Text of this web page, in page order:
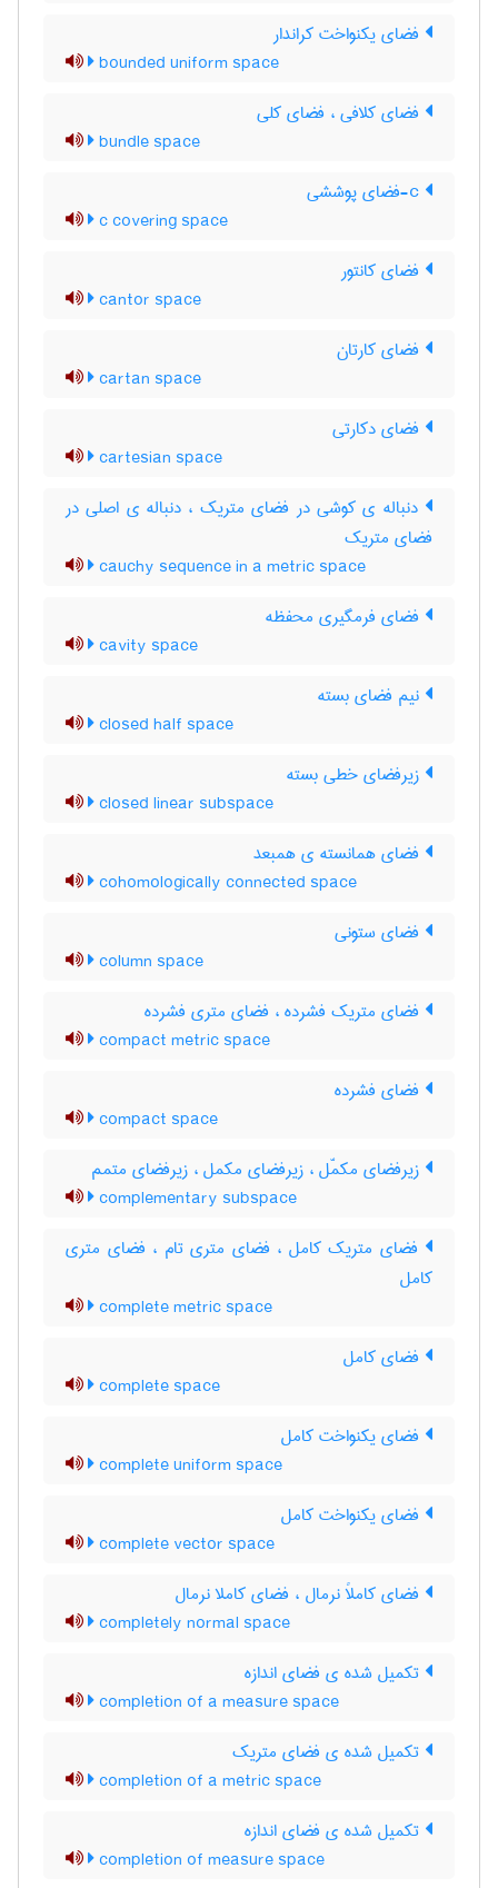
فضای یکنواخت کراندار
bounded uniform space
فضای کلافی ، فضای کلی
bundle space
c covering space
فضای کانتور
cantor space
فضای کارتان
cartan space
فضای دکارتی
cartesian space
دنباله ی کوشی در فضای متریک ، دنباله ی اصلی در
فضای متریک
cauchy sequence in a metric space
فضای فرمگیری محفظه
cavity space
نیم فضای بسته
closed half space
زیرفضای خطی بسته
closed linear subspace
فضای همانسته ی همبعد
cohomologically connected space
فضای ستونی
column space
فضای متریک فشرده ، فضای متری فشرده
compact metric space
فضای فشرده
compact space
زیرفضای مکمّل ، زیرفضای مکمل ، زیرفضای متمم
complementary subspace
فضای متریک کامل ، فضای متری تام ، فضای متری
کامل
complete metric space
فضای کامل
complete space
فضای یکنواخت کامل
complete uniform space
فضای یکنواخت کامل
complete vector space
فضای کاملاً نرمال ، فضای کاملا نرمال
completely normal space
تکمیل شده ی فضای اندازه
completion of a measure space
تکمیل شده ی فضای متریک
completion of a metric space
تکمیل شده ی فضای اندازه
completion of measure space